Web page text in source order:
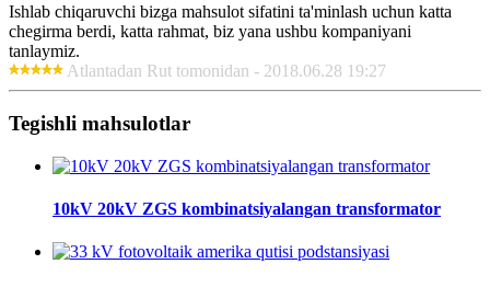
Ishlab chiqaruvchi bizga mahsulot sifatini ta'minlash uchun katta
chegirma berdi, katta rahmat, biz yana ushbu kompaniyani
tanlaymiz.
Atlantadan Rut tomonidan - 2018.06.28 19:27
Tegishli mahsulotlar
10kV 20kV ZGS kombinatsiyalangan transformator